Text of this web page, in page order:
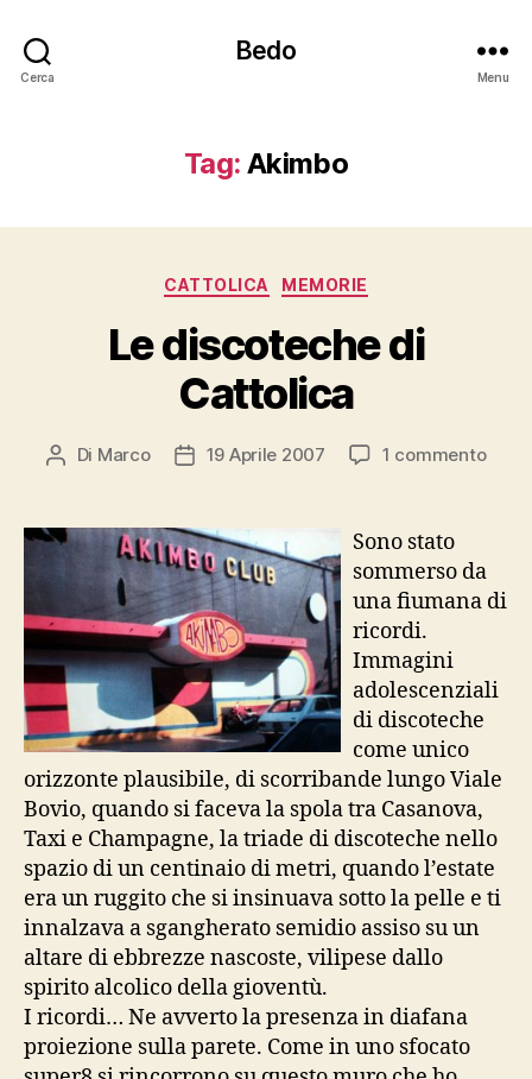
Cerca
Bedo
Menu
Tag: Akimbo
Categorie
CATTOLICA MEMORIE
Le discoteche di
Cattolica
Autore
Di Marco
Data19 Aprile 2007 1 commentosu
Sono stato
sommerso da
una fiumana di
ricordi.
Immagini
adolescenziali
di discoteche
come unico
orizzonte plausibile, di scorribande lungo Viale
Bovio, quando si faceva la spola tra Casanova,
Taxi e Champagne, la triade di discoteche nello
spazio di un centinaio di metri, quando l’estate
era un ruggito che si insinuava sotto la pelle e ti
innalzava a sgangherato semidio assiso su un
altare di ebbrezze nascoste, vilipese dallo
spirito alcolico della gioventù.
I ricordi… Ne avverto la presenza in diafana
proiezione sulla parete. Come in uno sfocato